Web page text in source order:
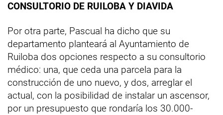
CONSULTORIO DE RUILOBA Y DIAVIDA
Por otra parte, Pascual ha dicho que su
departamento planteará al Ayuntamiento de
Ruiloba dos opciones respecto a su consultorio
médico: una, que ceda una parcela para la
construcción de uno nuevo, y dos, arreglar el
actual, con la posibilidad de instalar un ascensor,
por un presupuesto que rondaría los 30.000-